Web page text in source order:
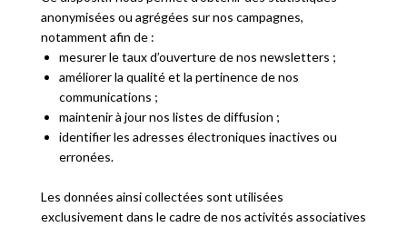
anonymisées ou agrégées sur nos campagnes,
notamment afin de :
mesurer le taux d’ouverture de nos newsletters ;
améliorer la qualité et la pertinence de nos
communications ;
maintenir à jour nos listes de diffusion ;
identifier les adresses électroniques inactives ou
erronées.
Les données ainsi collectées sont utilisées
exclusivement dans le cadre de nos activités associatives